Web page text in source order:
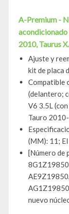
A-Premium -
2010, Taurus
Ajuste y
kit de placa
Compatible
(delantero;
V6 3.5L
Tauro
(MM): 11;
[Número de
nuevo